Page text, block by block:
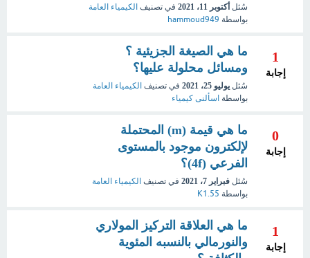
سُئل أكتوبر 11، 2021 في تصنيف الكيمياء العامة
بواسطة hammoud949
1
إجابة
ما هي الصيغة الجزيئية ؟
ومسائل محلولة عليها؟
سُئل يوليو 25، 2021 في تصنيف الكيمياء العامة
بواسطة اسألنى كيمياء
0
إجابة
ما هي قيمة (m) المحتملة
لإلكترون موجود بالمستوى
الفرعي (4f)؟
سُئل فبراير 7، 2021 في تصنيف الكيمياء العامة
بواسطة K1.55
1
إجابة
ما هي العلاقة التركيز المولاري
والنورمالي بالنسبه المئوية